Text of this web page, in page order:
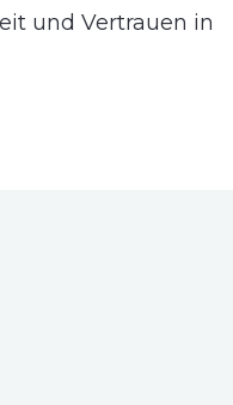
und Vertrauen in